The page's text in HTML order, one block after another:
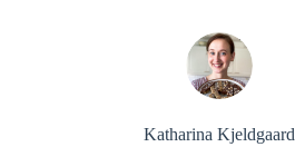
Katharina Kjeldgaard